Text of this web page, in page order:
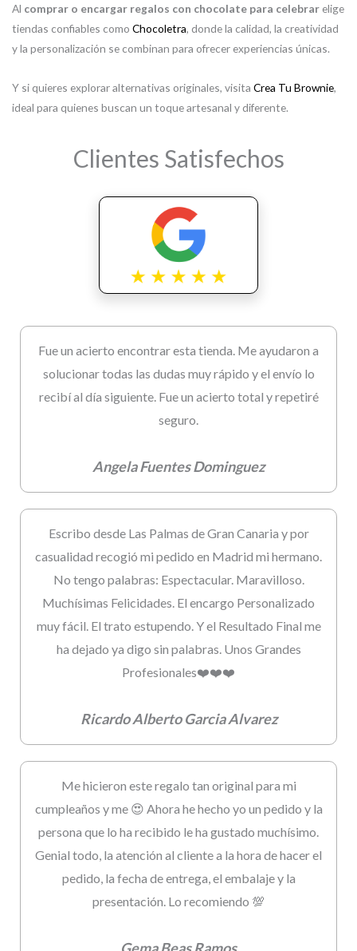
Al comprar o encargar regalos con chocolate para celebrar elige
tiendas confiables como Chocoletra, donde la calidad, la creatividad
y la personalización se combinan para ofrecer experiencias únicas.
Y si quieres explorar alternativas originales, visita Crea Tu Brownie,
ideal para quienes buscan un toque artesanal y diferente.
Clientes Satisfechos
Fue un acierto encontrar esta tienda. Me ayudaron a
solucionar todas las dudas muy rápido y el envío lo
recibí al día siguiente. Fue un acierto total y repetiré
seguro.
Angela Fuentes Dominguez
Escribo desde Las Palmas de Gran Canaria y por
casualidad recogió mi pedido en Madrid mi hermano.
No tengo palabras: Espectacular. Maravilloso.
Muchísimas Felicidades. El encargo Personalizado
muy fácil. El trato estupendo. Y el Resultado Final me
ha dejado ya digo sin palabras. Unos Grandes
Profesionales❤️❤️❤️
Ricardo Alberto Garcia Alvarez
Me hicieron este regalo tan original para mi
cumpleaños y me 😍 Ahora he hecho yo un pedido y la
persona que lo ha recibido le ha gustado muchísimo.
Genial todo, la atención al cliente a la hora de hacer el
pedido, la fecha de entrega, el embalaje y la
presentación. Lo recomiendo 💯